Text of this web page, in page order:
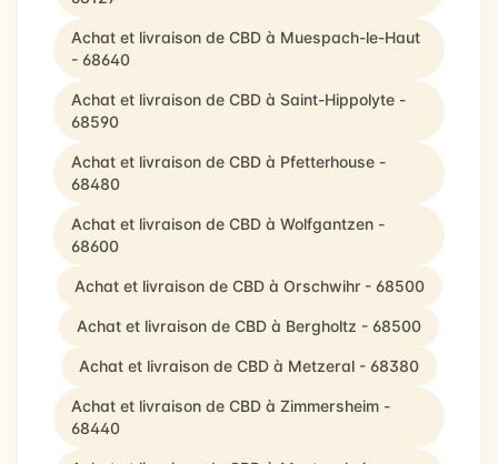
Achat et livraison de CBD à Muespach-le-Haut
- 68640
Achat et livraison de CBD à Saint-Hippolyte -
68590
Achat et livraison de CBD à Pfetterhouse -
68480
Achat et livraison de CBD à Wolfgantzen -
68600
Achat et livraison de CBD à Orschwihr - 68500
Achat et livraison de CBD à Bergholtz - 68500
Achat et livraison de CBD à Metzeral - 68380
Achat et livraison de CBD à Zimmersheim -
68440